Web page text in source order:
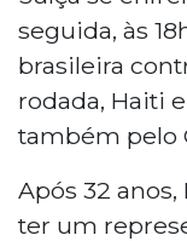
seguida, às
brasileira
rodada, Haiti
também pelo
Após 32 anos,
ter um